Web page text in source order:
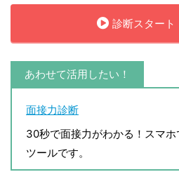
診断スタート
あわせて活用したい！
面接力診断
30秒で面接力がわかる！スマ
ツールです。